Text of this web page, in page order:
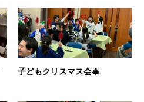
子どもクリスマス会🎄